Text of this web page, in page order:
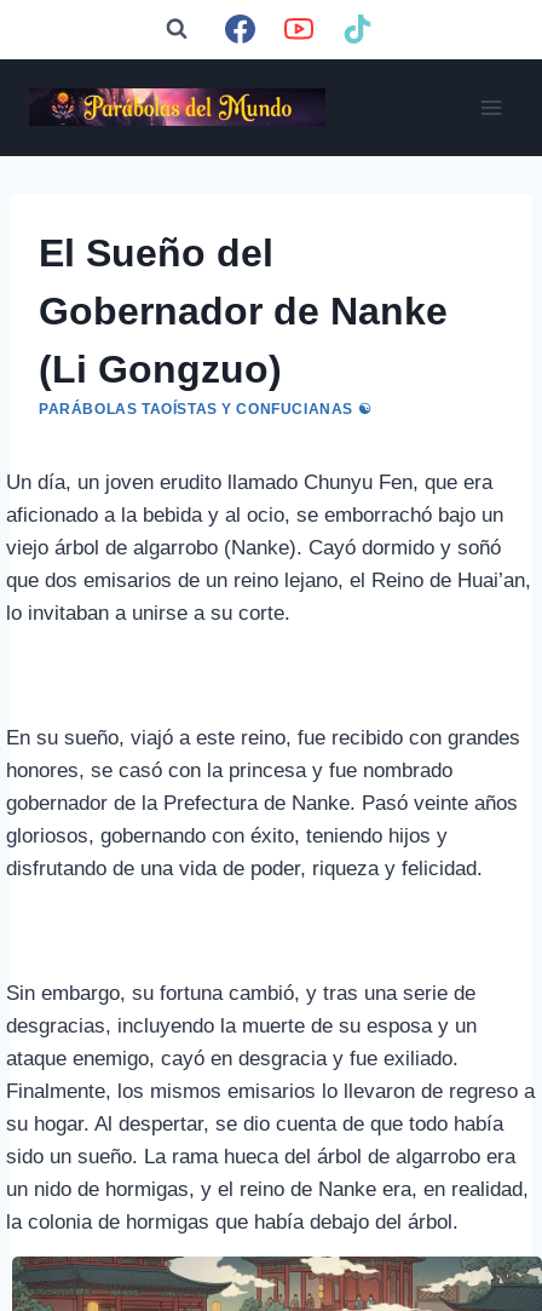
El Sueño del
Gobernador de Nanke
(Li Gongzuo)
PARÁBOLAS TAOÍSTAS Y CONFUCIANAS ☯️
Un día, un joven erudito llamado Chunyu Fen, que era
aficionado a la bebida y al ocio, se emborrachó bajo un
viejo árbol de algarrobo (Nanke). Cayó dormido y soñó
que dos emisarios de un reino lejano, el Reino de Huai’an,
lo invitaban a unirse a su corte.
En su sueño, viajó a este reino, fue recibido con grandes
honores, se casó con la princesa y fue nombrado
gobernador de la Prefectura de Nanke. Pasó veinte años
gloriosos, gobernando con éxito, teniendo hijos y
disfrutando de una vida de poder, riqueza y felicidad.
Sin embargo, su fortuna cambió, y tras una serie de
desgracias, incluyendo la muerte de su esposa y un
ataque enemigo, cayó en desgracia y fue exiliado.
Finalmente, los mismos emisarios lo llevaron de regreso a
su hogar. Al despertar, se dio cuenta de que todo había
sido un sueño. La rama hueca del árbol de algarrobo era
un nido de hormigas, y el reino de Nanke era, en realidad,
la colonia de hormigas que había debajo del árbol.